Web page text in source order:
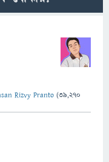
Rizvy Pranto (39,270